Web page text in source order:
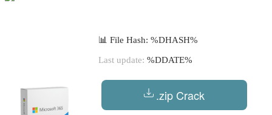
📊 File Hash: %DHASH%
Last update: %DDATE%
.zip Crack